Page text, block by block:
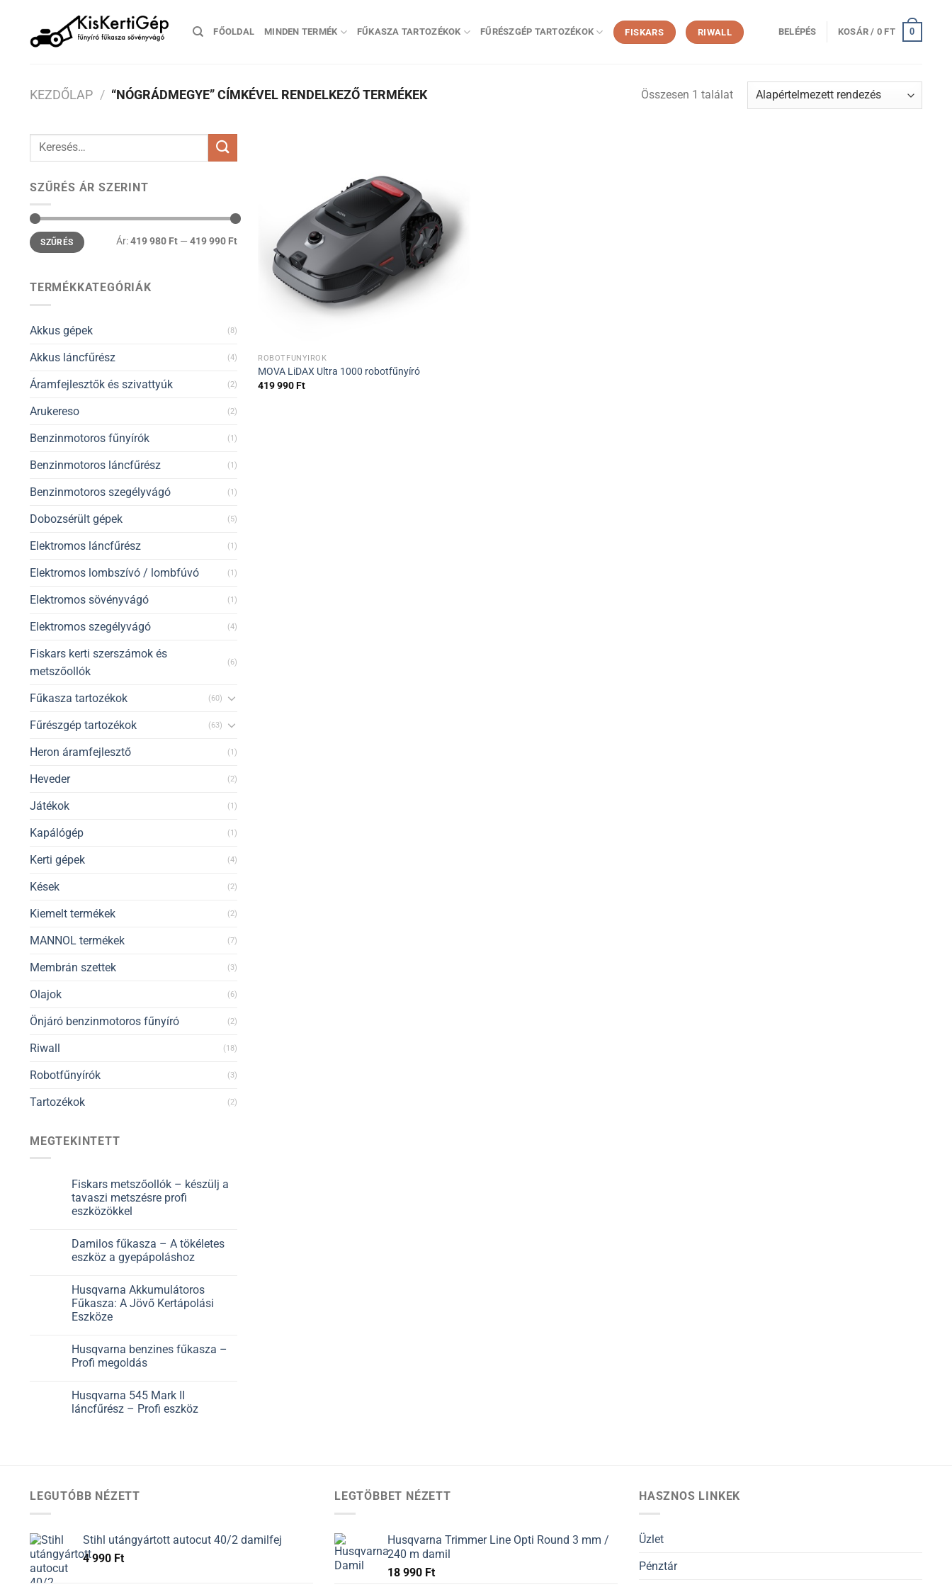
content
FŐOLDAL MINDEN TERMÉK FŰKASZA TARTOZÉKOK FŰRÉSZGÉP TARTOZÉKOK FISKARS RIWALL BELÉPÉS KOSÁR / 0 FT 0
KEZDŐLAP / “NÓGRÁDMEGYE” CÍMKÉVEL RENDELKEZŐ TERMÉKEK Összesen 1 találat
Keresés
SZŰRÉS ÁR SZERINT
Min
ár
Max
ár
SZŰRÉS Ár:419 980 Ft— 419 990 Ft
TERMÉKKATEGÓRIÁK
Akkus gépek (8)
Akkus láncfűrész (4)
Áramfejlesztők és szivattyúk (2)
Arukereso (2)
Benzinmotoros fűnyírók (1)
Benzinmotoros láncfűrész (1)
Benzinmotoros szegélyvágó (1)
Dobozsérült gépek (5)
Elektromos láncfűrész (1)
Elektromos lombszívó / lombfúvó (1)
Elektromos sövényvágó (1)
Elektromos szegélyvágó (4)
Fiskars kerti szerszámok és
metszőollók
(6)
Fűkasza tartozékok (60)
Fűrészgép tartozékok (63)
Heron áramfejlesztő (1)
Heveder (2)
Játékok (1)
Kapálógép (1)
Kerti gépek (4)
Kések (2)
Kiemelt termékek (2)
MANNOL termékek (7)
Membrán szettek (3)
Olajok (6)
Önjáró benzinmotoros fűnyíró (2)
Riwall (18)
Robotfűnyírók (3)
Tartozékok (2)
MEGTEKINTETT
Fiskars metszőollók – készülj a
tavaszi metszésre profi
eszközökkel
Damilos fűkasza – A tökéletes
eszköz a gyepápoláshoz
Husqvarna Akkumulátoros
Fűkasza: A Jövő Kertápolási
Eszköze
Husqvarna benzines fűkasza –
Profi megoldás
Husqvarna 545 Mark II
láncfűrész – Profi eszköz
ROBOTFŰNYÍRÓK
MOVA LiDAX Ultra 1000 robotfűnyíró
419 990Ft
LEGUTÓBB NÉZETT
Stihl utángyártott autocut 40/2 damilfej
4 990 Ft
LEGTÖBBET NÉZETT
Husqvarna Trimmer Line Opti Round 3 mm /
240 m damil
18 990 Ft
HASZNOS LINKEK
Üzlet
Pénztár